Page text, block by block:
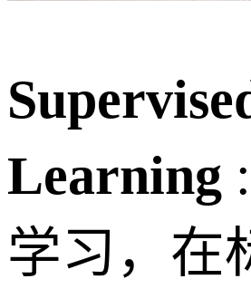
Learning
学习，在